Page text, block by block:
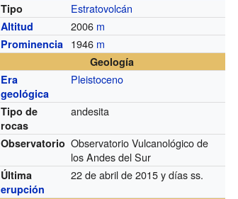
Tipo
Estratovolcán
Altitud 2006 m
Prominencia 1946 m
Geología
Era
geológica
Pleistoceno
Tipo de
rocas
andesita
Observatorio Observatorio Vulcanológico de
los Andes del Sur
Última
erupción
22 de abril de 2015 y días ss.